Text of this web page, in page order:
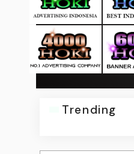
Trending